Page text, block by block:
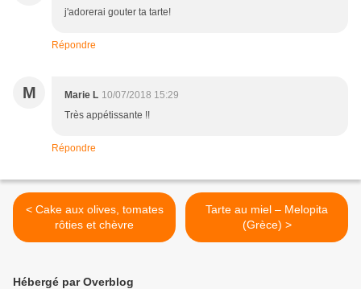
j'adorerai gouter ta tarte!
Répondre
M Marie L 10/07/2018 15:29
Très appétissante !!
Répondre
< Cake aux olives, tomates
rôties et chèvre
Tarte au miel – Melopita
(Grèce) >
Hébergé par Overblog